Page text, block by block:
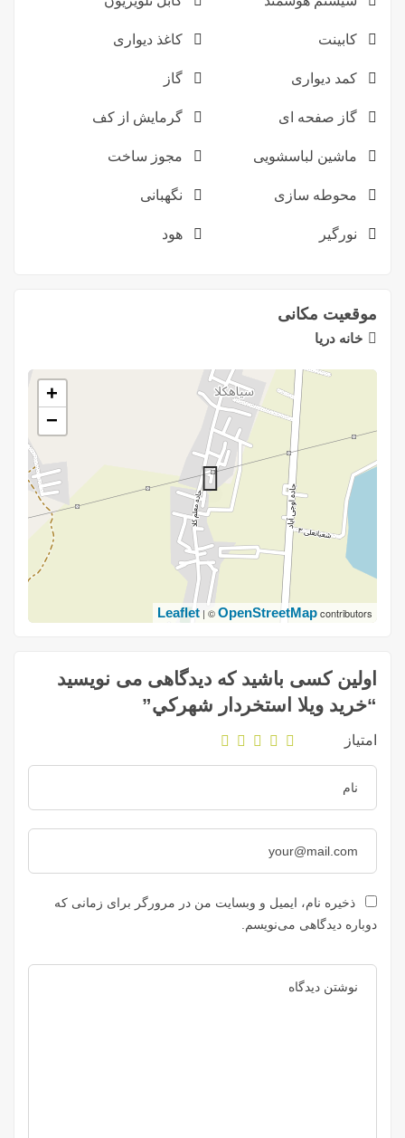
کابینت کاغذ دیواری
کمد دیواری گاز
گاز صفحه ای گرمایش از کف
ماشین لباسشویی مجوز ساخت
محوطه سازی نگهبانی
نورگیر هود
موقعیت مکانی
خانه دريا
+
−
Leaflet | ©OpenStreetMapcontributors
اولین کسی باشید که دیدگاهی می نویسید
“خريد ويلا استخردار شهركي”
امتیاز
ذخیره نام، ایمیل و وبسایت من در مرورگر برای زمانی که
دوباره دیدگاهی می‌نویسم.